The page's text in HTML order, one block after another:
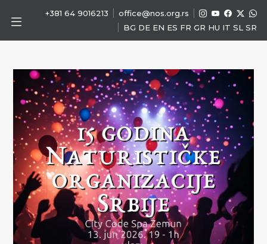
+381 64 9016213 office@nos.org.rs
BG DE EN ES FR GR HU IT SL SR